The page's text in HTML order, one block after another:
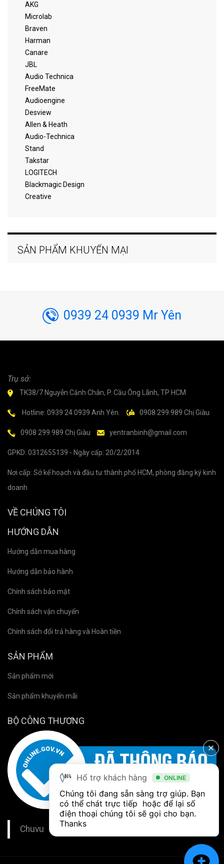
AKG
Microlab
Braven
Harman
Canare
JBL
Audio Technica
FreeMate
Audioengine
Desview
Allen & Heath
Audio-Technica
Stand
Takstar
LOGITECH
Blackmagic Design
Creative
SẢN PHẨM KHUYẾN MẠI
0939 24 0939 Mr Yên
Trụ sở:
TK38/7 Nguyễn Cảnh Chân, P. Cầu Ông Lãnh, TP HCM
Hotline: 0939 24 0939 Anh Yên. 0908 299.989 Chị Giàu
0908 299.989 Chị Giàu yentranbinh@gmail.com
GPKD: 0312655139 - Ngày cấp: 20/2/2014
Nơi cấp: Sở kế hoạch và đầu tư thành phố HCM, phòng đăng ký kinh
doanh
VỀ CHÚNG TÔI
HƯỚNG DẪN
Hướng dẫn mua hàng
Hướng dẫn bảo hành
Chính sách bảo mật
Chính sách vận chuyển
Chính sách đổi trả hàng và Hoàn tiền
SẢN PHẨM
Sản phẩm mới
Sản phẩm khuyến mãi
BỘ CÔNG THƯƠNG
Chuvu
Hổ trợ khách hàng ONLINE
Chúng tôi đang sẵn sàng trợ giúp. Bạn
có thể chát trực tiếp  hoặc để lại số
điện thoại chúng tôi sẽ gọi cho bạn.
Thanks